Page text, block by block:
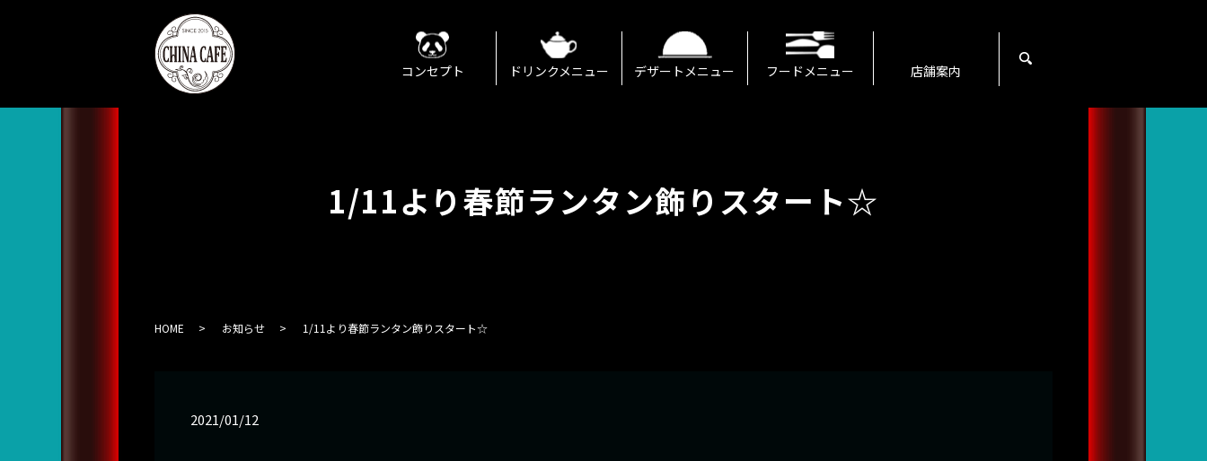
コンセプト ドリンクメニュー デザートメニュー フードメニュー 店舗案内
1/11より春節ランタン飾りスタート☆
HOME お知らせ 1/11より春節ランタン飾りスタート☆
2021/01/12